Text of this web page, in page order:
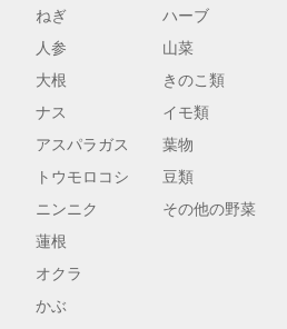
ねぎ
人参
大根
ナス
アスパラガス
トウモロコシ
ニンニク
蓮根
オクラ
かぶ
ハーブ
山菜
きのこ類
イモ類
葉物
豆類
その他の野菜